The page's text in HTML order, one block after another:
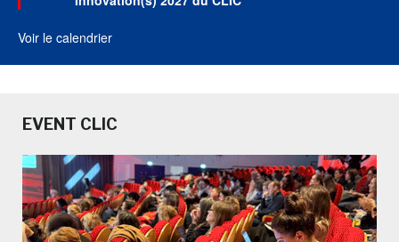
Voir le calendrier
EVENT CLIC